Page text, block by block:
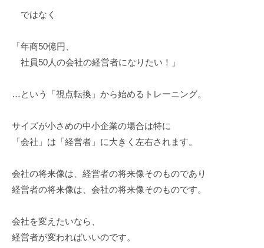
HIROMI
ではなく
「年商50億円、
社員50人の会社の経営者になりたい！」
…という「視点転換」から始めるトレーニング。
サイズが小さめの中小企業の場合は特に
「会社」は「経営者」に大きく左右されます。
会社の将来像は、経営者の将来像そのものであり
経営者の将来像は、会社の将来像そのものです。
会社を変えたいなら、
経営者が変わればいいのです。